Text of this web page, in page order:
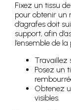
Fixez un tissu
pour obtenir un
d’agrafes doit
support, afin
l’ensemble de la
Travaillez
Posez un
Obtenez
visibles.